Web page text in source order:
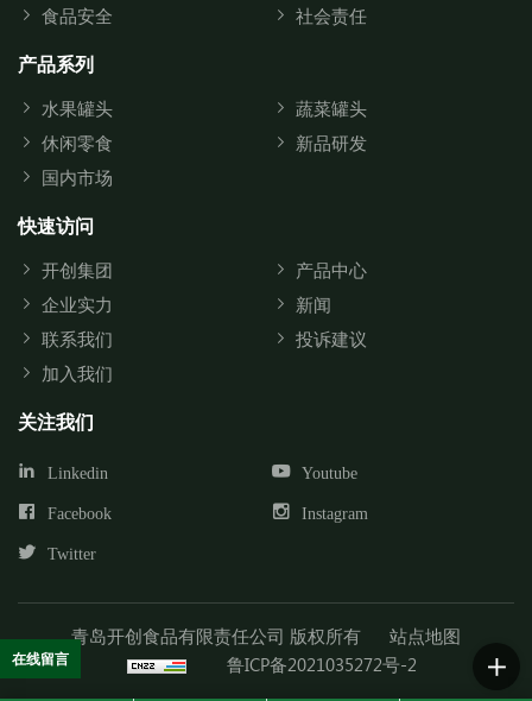
在线留言
食品安全
社会责任
产品系列
水果罐头
蔬菜罐头
休闲零食
新品研发
国内市场
快速访问
开创集团
产品中心
企业实力
新闻
联系我们
投诉建议
加入我们
关注我们
Linkedin Youtube
Facebook Instagram
Twitter
青岛开创食品有限责任公司 版权所有
站点地图
鲁ICP备2021035272号-2